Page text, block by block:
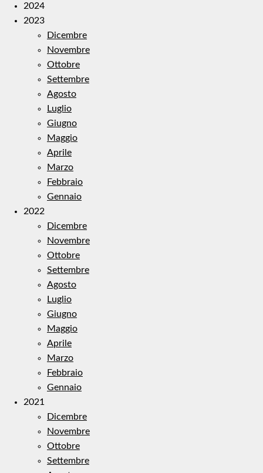
2024
2023
Dicembre
Novembre
Ottobre
Settembre
Agosto
Luglio
Giugno
Maggio
Aprile
Marzo
Febbraio
Gennaio
2022
Dicembre
Novembre
Ottobre
Settembre
Agosto
Luglio
Giugno
Maggio
Aprile
Marzo
Febbraio
Gennaio
2021
Dicembre
Novembre
Ottobre
Settembre